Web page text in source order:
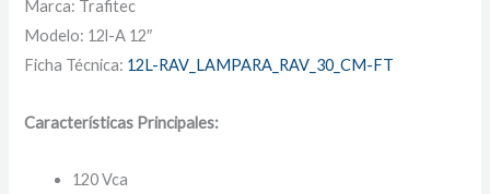
Marca: Trafitec
Modelo: 12l-A 12″
Ficha Técnica: 12L-RAV_LAMPARA_RAV_30_CM-FT
Características Principales:
120 Vca